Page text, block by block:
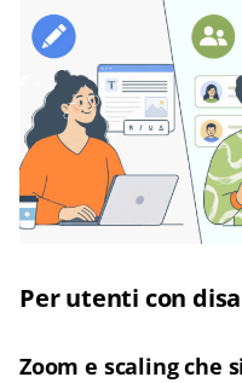
Per utenti con
Zoom e scaling che